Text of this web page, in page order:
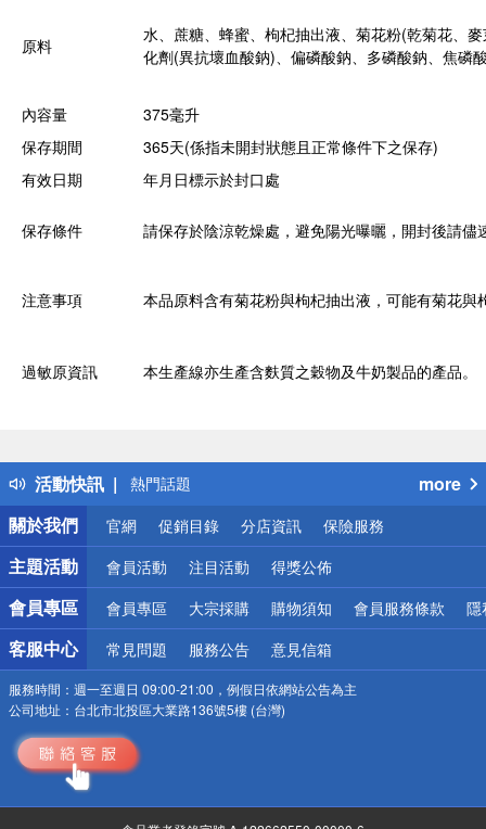
原料
水、蔗糖、蜂蜜、枸杞抽出液、菊花粉(乾菊花、
化劑(異抗壞血酸鈉)、偏磷酸鈉、多磷酸鈉、焦磷
內容量
375毫升
保存期間
365天(係指未開封狀態且正常條件下之保存)
有效日期
年月日標示於封口處
保存條件 請保存於陰涼乾燥處，避免陽光曝曬，開封後請儘
注意事項 本品原料含有菊花粉與枸杞抽出液，可能有菊花與
過敏原資訊 本生產線亦生產含麩質之穀物及牛奶製品的產品。
活動快訊
得獎公告
熱門話題
銀行優惠
偏遠地區配送
詐騙網頁！請小心！
more
關於我們
官網 促銷目錄 分店資訊 保險服務
主題活動 會員活動 注目活動 得獎公佈
會員專區 會員專區 大宗採購 購物須知 會員服務條款 隱
客服中心 常見問題 服務公告 意見信箱
服務時間： 週一至週日 09:00-21:00，例假日依網站公告為主
公司地址： 台北市北投區大業路136號5樓 (台灣)